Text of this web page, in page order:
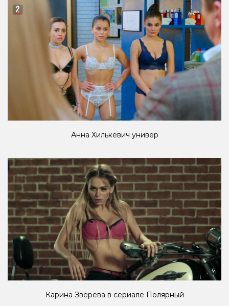
Анна Хилькевич универ
Карина Зверева в сериале Полярный